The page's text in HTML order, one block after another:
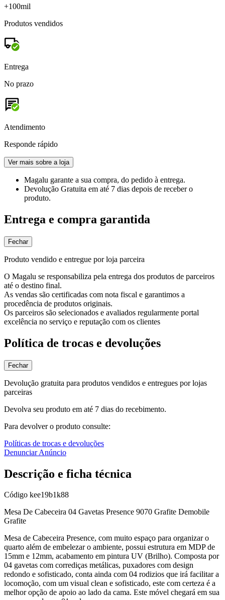
+100mil
Produtos vendidos
Entrega
No prazo
Atendimento
Responde rápido
Ver mais sobre a loja
Magalu garante a sua compra, do pedido à entrega.
Devolução Gratuita em até 7 dias depois de receber o
produto.
Entrega e compra garantida
Fechar
Produto vendido e entregue por loja parceira
O Magalu se responsabiliza pela entrega dos produtos de parceiros
até o destino final.
As vendas são certificadas com nota fiscal e garantimos a
procedência de produtos originais.
Os parceiros são selecionados e avaliados regularmente portal
excelência no serviço e reputação com os clientes
Política de trocas e devoluções
Fechar
Devolução gratuita para produtos vendidos e entregues por lojas
parceiras
Devolva seu produto em até 7 dias do recebimento.
Para devolver o produto consulte:
Políticas de trocas e devoluções
Denunciar Anúncio
Descrição e ficha técnica
Código kee19b1k88
Mesa De Cabeceira 04 Gavetas Presence 9070 Grafite Demobile
Grafite
Mesa de Cabeceira Presence, com muito espaço para organizar o
quarto além de embelezar o ambiente, possui estrutura em MDP de
15mm e 12mm, acabamento em pintura UV (Brilho). Composta por
04 gavetas com corrediças metálicas, puxadores com design
redondo e sofisticado, conta ainda com 04 rodizios que irá facilitar a
locomoção, com um visual clean e sofisticado, este com certeza é a
melhor opção de apoio ao lado da cama. Este móvel chegará em sua